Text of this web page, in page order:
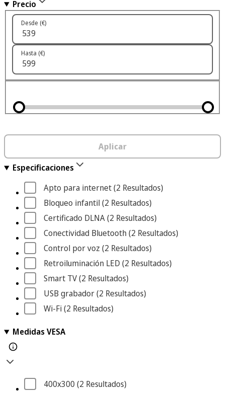
Precio
Desde (€)
Hasta (€)
Aplicar
Especificaciones
Apto para internet (2 Resultados)
Bloqueo infantil (2 Resultados)
Certificado DLNA (2 Resultados)
Conectividad Bluetooth (2 Resultados)
Control por voz (2 Resultados)
Retroiluminación LED (2 Resultados)
Smart TV (2 Resultados)
USB grabador (2 Resultados)
Wi-Fi (2 Resultados)
Medidas VESA
400x300 (2 Resultados)